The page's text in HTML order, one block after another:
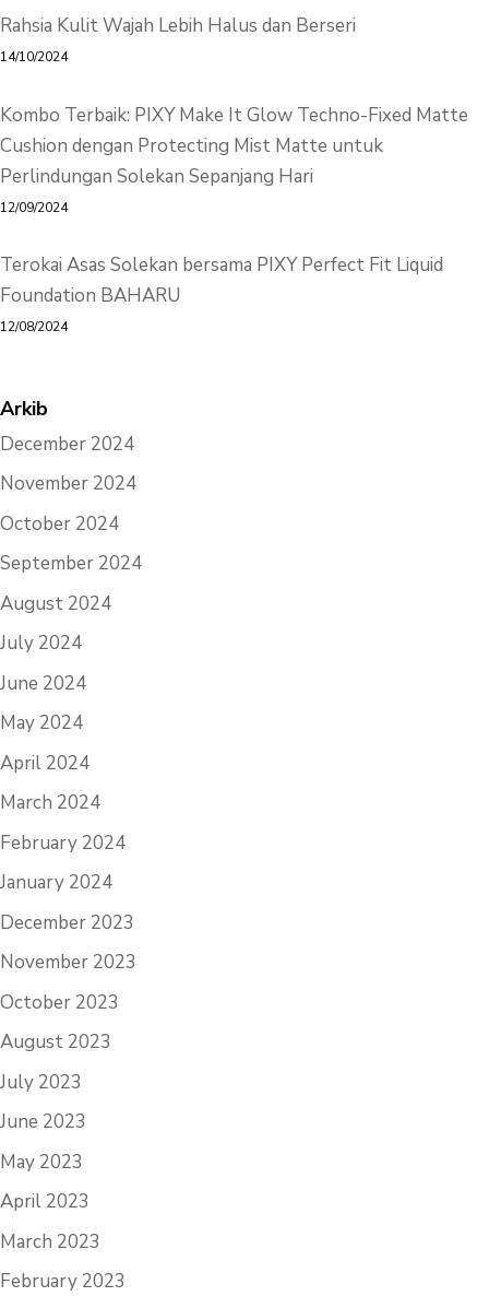
Rahsia Kulit Wajah Lebih Halus dan Berseri
14/10/2024
Kombo Terbaik: PIXY Make It Glow Techno-Fixed Matte
Cushion dengan Protecting Mist Matte untuk
Perlindungan Solekan Sepanjang Hari
12/09/2024
Terokai Asas Solekan bersama PIXY Perfect Fit Liquid
Foundation BAHARU
12/08/2024
Arkib
December 2024
November 2024
October 2024
September 2024
August 2024
July 2024
June 2024
May 2024
April 2024
March 2024
February 2024
January 2024
December 2023
November 2023
October 2023
August 2023
July 2023
June 2023
May 2023
April 2023
March 2023
February 2023